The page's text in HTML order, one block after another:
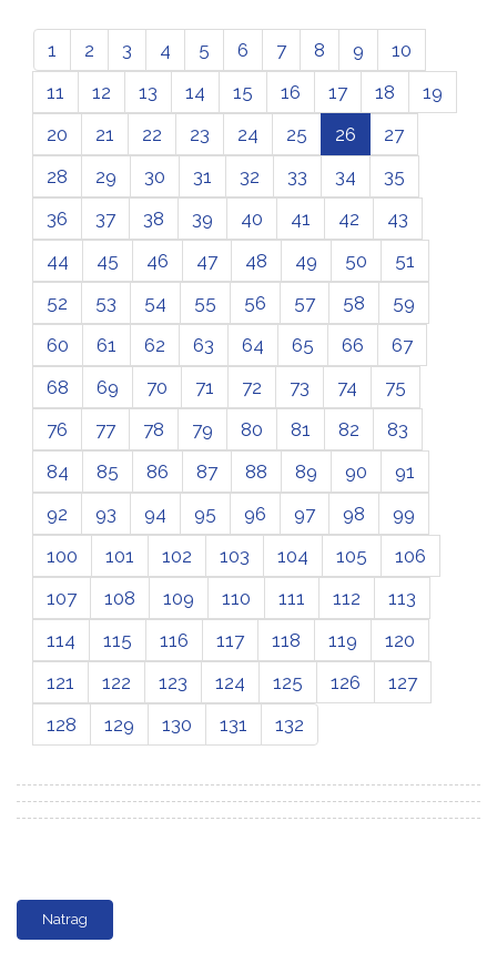
1 2 3 4 5 6 7 8 9
10
11
12 13 14 15 16 17 18
19
20
21 22 23 24 25 26
27
28
29 30 31 32 33 34
35
36
37 38 39 40 41 42
43
44
45 46 47 48 49 50
51
52
53 54 55 56 57 58
59
60
61 62 63 64 65 66
67
68
69 70 71 72 73 74
75
76
77 78 79 80 81 82
83
84
85 86 87 88 89 90
91
92
93 94 95 96 97 98
99
100
101 102 103 104 105
106
107
108 109 110 111 112
113
114
115 116 117 118 119
120
121
122 123 124 125 126
127
128
129 130 131 132
Natrag